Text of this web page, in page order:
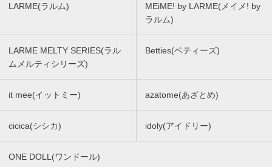
LARME(ラルム)
MEiME! by LARME(メイメ! by
ラルム)
LARME MELTY SERIES(ラル
ムメルティシリーズ)
Betties(ベティーズ)
it mee(イットミー) azatome(あざとめ)
cicica(シシカ) idoly(アイドリー)
ONE DOLL(ワンドール)